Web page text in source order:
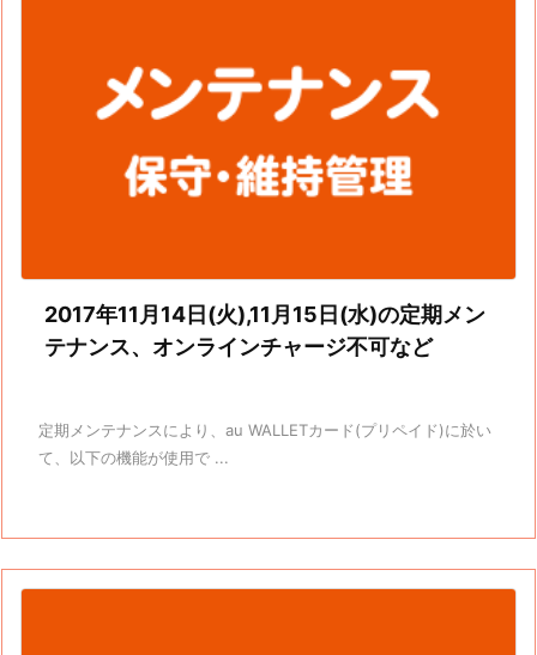
2017年11月14日(火),11月15日(水)の定期メン
テナンス、オンラインチャージ不可など
定期メンテナンスにより、au WALLETカード(プリペイド)に於い
て、以下の機能が使用で ...